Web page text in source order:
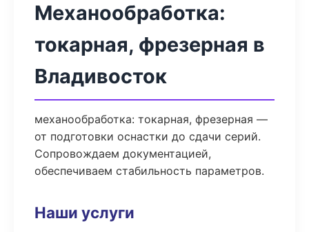
Механообработка:
токарная, фрезерная в
Владивосток
механообработка: токарная, фрезерная —
от подготовки оснастки до сдачи серий.
Сопровождаем документацией,
обеспечиваем стабильность параметров.
Наши услуги